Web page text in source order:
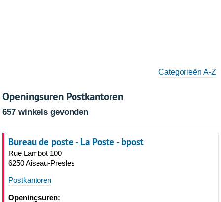
Categorieën A-Z
Openingsuren Postkantoren
657 winkels gevonden
Bureau de poste - La Poste - bpost
Rue Lambot 100
6250 Aiseau-Presles
Postkantoren
Openingsuren: